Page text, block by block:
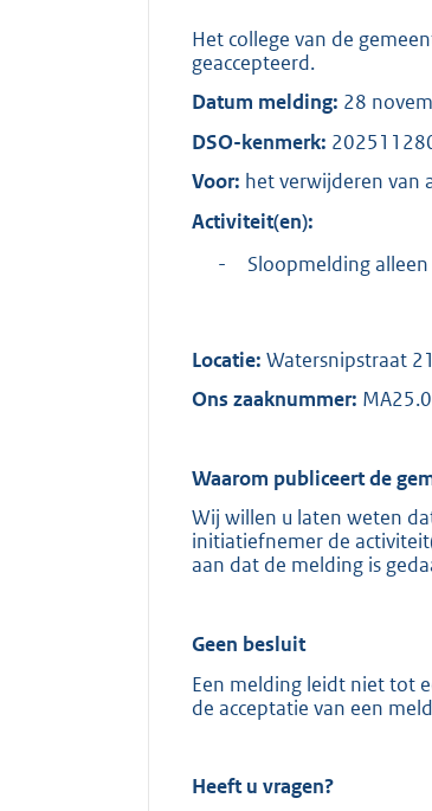
Het college van de
geaccepteerd.
Datum melding: 28
DSO-kenmerk:
Voor: het verwijderen van
Activiteit(en):
-
Sloopmelding
Locatie: Watersnipstraat
Ons zaaknummer:
Waarom publiceert de
Wij willen u laten weten
initiatiefnemer de
aan dat de melding is
Geen besluit
Een melding leidt niet tot
de acceptatie van een
Heeft u vragen?